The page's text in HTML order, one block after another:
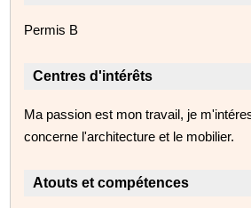
Permis B
Centres d'intérêts
Ma passion est mon travail, je
concerne l'architecture et le mobilier.
Atouts et compétences